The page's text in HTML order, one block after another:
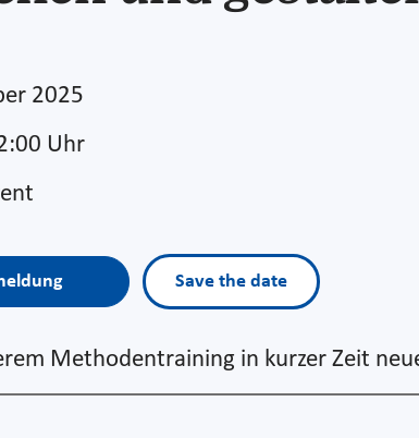
2025
Uhr
Save the date
Methodentraining in kurzer Zeit